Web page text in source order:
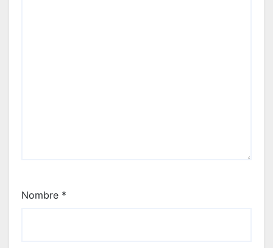
Nombre *